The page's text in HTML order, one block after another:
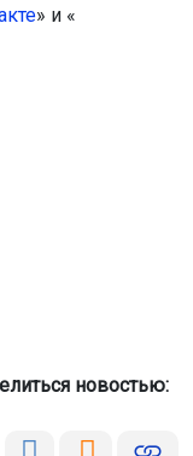
» и «
новостью: